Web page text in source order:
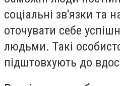
соціальні зв'язки та
оточувати себе
людьми. Такі
підштовхують до